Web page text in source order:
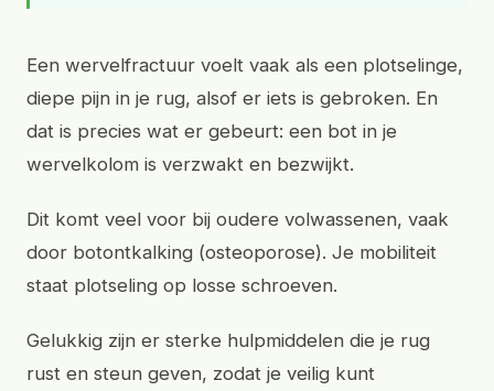
Een wervelfractuur voelt vaak als een plotselinge,
diepe pijn in je rug, alsof er iets is gebroken. En
dat is precies wat er gebeurt: een bot in je
wervelkolom is verzwakt en bezwijkt.
Dit komt veel voor bij oudere volwassenen, vaak
door botontkalking (osteoporose). Je mobiliteit
staat plotseling op losse schroeven.
Gelukkig zijn er sterke hulpmiddelen die je rug
rust en steun geven, zodat je veilig kunt